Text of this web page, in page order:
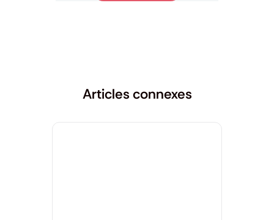
Articles connexes